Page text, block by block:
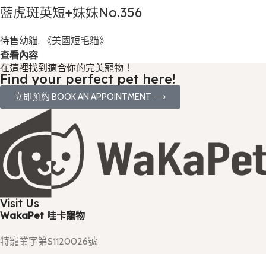
藍虎斑英短+妹妹No.356
待售幼貓,
《美國短毛貓》
查看內容
在這裡找到適合你的完美寵物！
Find your perfect pet here!
立即預約 BOOK AN APPOINTMENT ⟶
Visit Us
WakaPet 哇卡寵物
特寵業字第S1120026號